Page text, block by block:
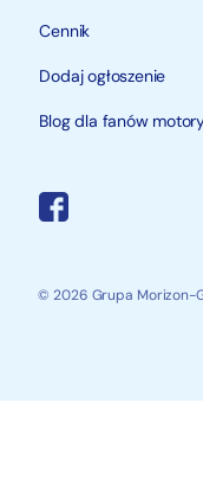
Cennik
Dodaj ogłoszenie
Blog dla fanów
© 2026 Grupa Morizon-